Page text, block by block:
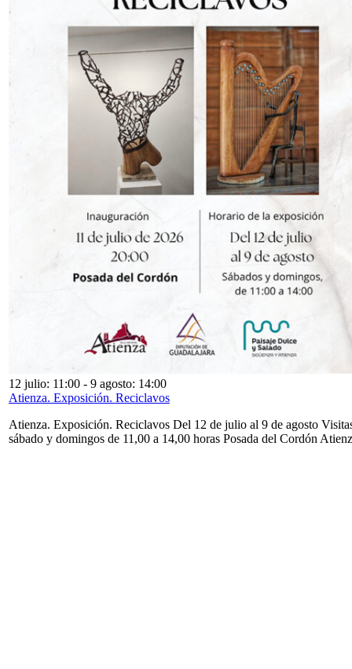
12 julio: 11:00 - 9 agosto: 14:00
Atienza. Exposición. Reciclavos
Atienza. Exposición. Reciclavos Del 12 de julio al 9 de agosto
sábado y domingos de 11,00 a 14,00 horas Posada del Cordón